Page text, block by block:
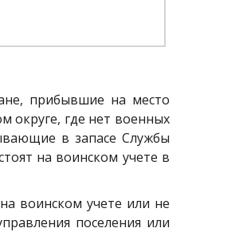
прибывшие на место
округе, где нет военных
в запасе Службы
на воинском учете в
воинском учете или не
поселения или